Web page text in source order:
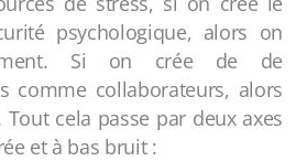
psychologique, alors on
Si on crée de de
comme collaborateurs, alors
cela passe par deux axes
et à bas bruit :